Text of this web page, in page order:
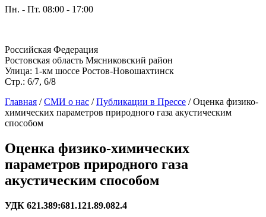
Пн. - Пт. 08:00 - 17:00
Российская Федерация
Ростовская область Мясниковский район
Улица: 1-км шоссе Ростов-Новошахтинск
Стр.: 6/7, 6/8
Главная /СМИ о нас /Публикации в Прессе /Оценка физико-
химических параметров природного газа акустическим
способом
Оценка физико-химических
параметров природного газа
акустическим способом
УДК 621.389:681.121.89.082.4